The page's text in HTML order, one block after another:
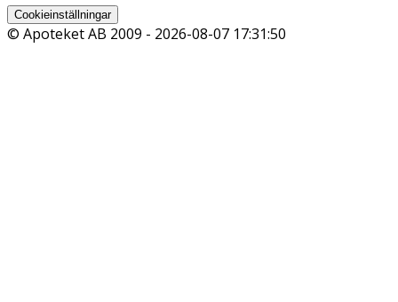
Cookieinställningar
© Apoteket AB 2009 - 2026-08-07 17:31:50